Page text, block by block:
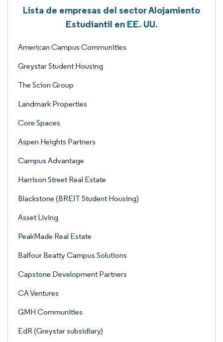
Lista de empresas del sector Alojamiento
Estudiantil en EE. UU.
American Campus Communities
Greystar Student Housing
The Scion Group
Landmark Properties
Core Spaces
Aspen Heights Partners
Campus Advantage
Harrison Street Real Estate
Blackstone (BREIT Student Housing)
Asset Living
PeakMade Real Estate
Balfour Beatty Campus Solutions
Capstone Development Partners
CA Ventures
GMH Communities
EdR (Greystar subsidiary)